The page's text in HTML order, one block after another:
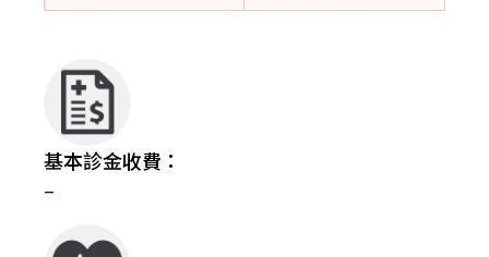
基本診金收費：
–